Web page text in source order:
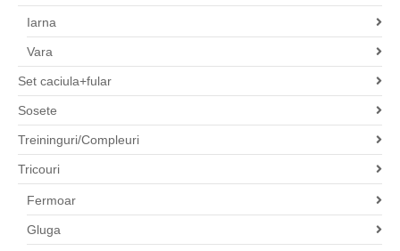
Iarna
Vara
Set caciula+fular
Sosete
Treininguri/Compleuri
Tricouri
Fermoar
Gluga